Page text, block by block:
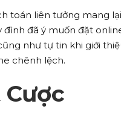
toán liên tưởng mang
đã ý muốn đặt
như tự tin khi giới
chênh lệch.